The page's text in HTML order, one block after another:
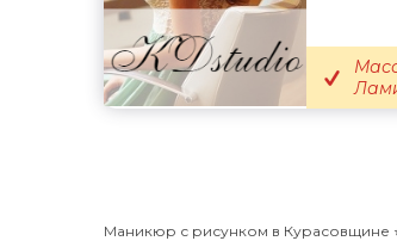
Маникюр с рисунком в Курасовщине